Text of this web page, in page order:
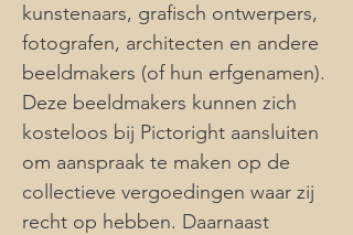
kunstenaars, grafisch ontwerpers,
fotografen, architecten en andere
beeldmakers (of hun erfgenamen).
Deze beeldmakers kunnen zich
kosteloos bij Pictoright aansluiten
om aanspraak te maken op de
collectieve vergoedingen waar zij
recht op hebben. Daarnaast